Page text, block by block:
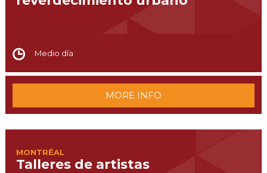
Medio día
MORE INFO
MONTRÉAL
Talleres de artistas